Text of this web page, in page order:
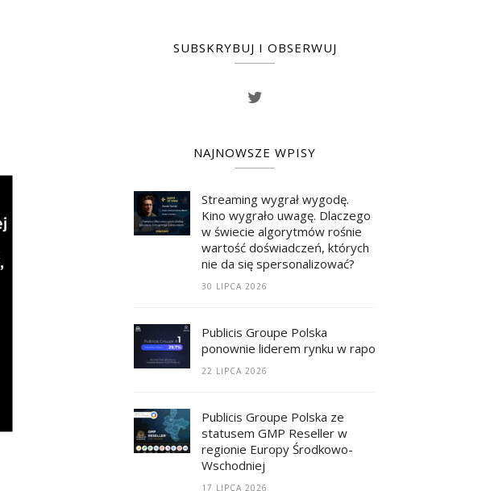
SUBSKRYBUJ I OBSERWUJ
NAJNOWSZE WPISY
Streaming wygrał wygodę.
Kino wygrało uwagę. Dlaczego
w świecie algorytmów rośnie
wartość doświadczeń, których
nie da się spersonalizować?
30 LIPCA 2026
Publicis Groupe Polska
ponownie liderem rynku w raporcie RECMA
22 LIPCA 2026
Publicis Groupe Polska ze
statusem GMP Reseller w
regionie Europy Środkowo-
Wschodniej
17 LIPCA 2026